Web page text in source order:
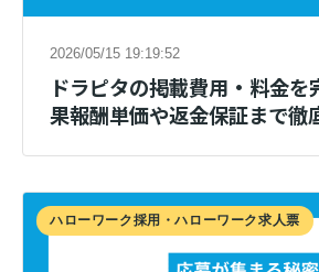
2026/05/15 19:19:52
ドラピタの掲載費用・料金を
果報酬単価や返金保証まで徹
ハローワーク採用・ハローワーク求人票